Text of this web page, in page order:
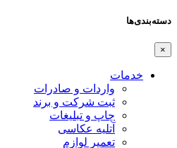
دسته‌بندی‌ها
×
خدمات
واردات و صادرات
ثبت شرکت و برند
چاپ و تبلیغات
آتلیه عکاسی
تعمیر لوازم